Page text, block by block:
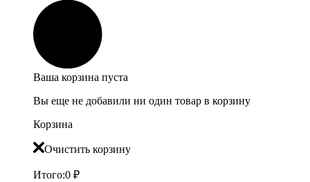
Ваша корзина пуста
Вы еще не добавили ни один товар в корзину
Корзина
Очистить корзину
Итого:0 ₽